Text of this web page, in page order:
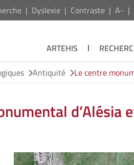
Dyslexie Contraste A-
ARTEHIS
Antiquité Le centre